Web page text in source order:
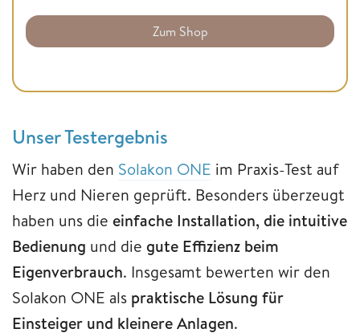
Zum Shop
Unser Testergebnis
Wir haben den Solakon ONE im Praxis-Test auf
Herz und Nieren geprüft. Besonders überzeugt
haben uns die einfache Installation, die intuitive
Bedienung und die gute Effizienz beim
Eigenverbrauch. Insgesamt bewerten wir den
Solakon ONE als praktische Lösung für
Einsteiger und kleinere Anlagen.